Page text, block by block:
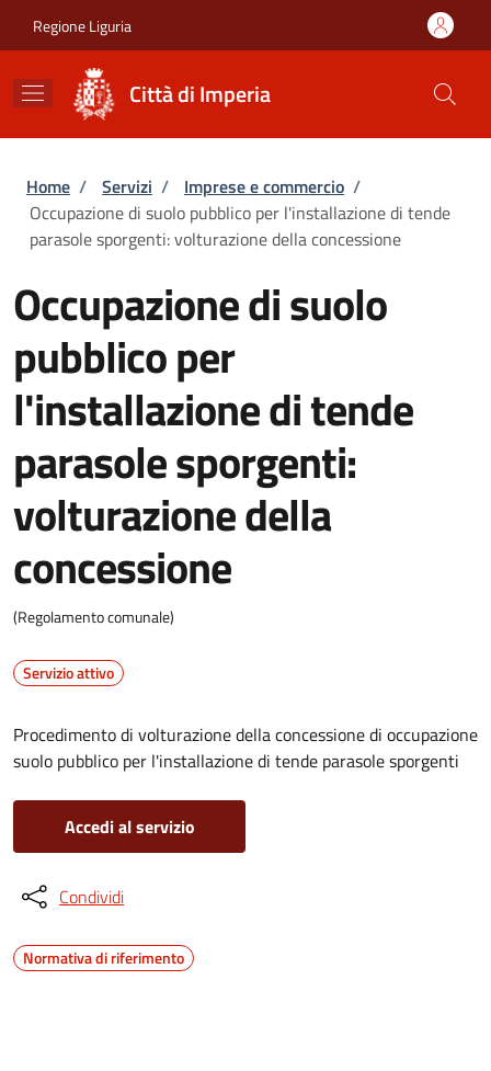
Regione Liguria
Città di Imperia
Briciole di pane
Home / Servizi / Imprese e commercio /
Occupazione di suolo pubblico per l'installazione di tende
parasole sporgenti: volturazione della concessione
Occupazione di suolo
pubblico per
l'installazione di tende
parasole sporgenti:
volturazione della
concessione
(Regolamento comunale)
Servizio attivo
Procedimento di volturazione della concessione di occupazione
suolo pubblico per l'installazione di tende parasole sporgenti
Accedi al servizio
Condividi
Normativa di riferimento